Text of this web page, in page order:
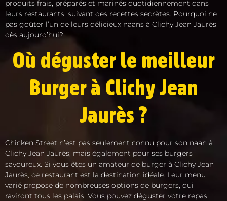
produits frais, préparés et marinés quotidiennement dans
leurs restaurants, suivant des recettes secrètes. Pourquoi ne
pas goûter l’un de leurs délicieux naans à Clichy Jean Jaurès
dès aujourd’hui?
Où déguster le meilleur
Burger à Clichy Jean
Jaurès ?
Chicken Street n’est pas seulement connu pour son naan à
Clichy Jean Jaurès, mais également pour ses burgers
savoureux. Si vous êtes un amateur de burger à Clichy Jean
Jaurès, ce restaurant est la destination idéale. Leur menu
varié propose de nombreuses options de burgers, qui
raviront tous les palais. Vous pouvez déguster votre repas